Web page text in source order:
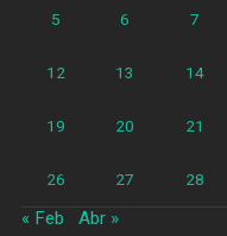
5 6 7
12 13 14
19 20 21
26 27 28
« Feb Abr »